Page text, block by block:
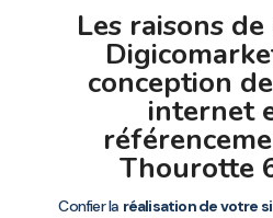
Les raisons
conception
internet
Thourotte
Confier la réalisation de votre